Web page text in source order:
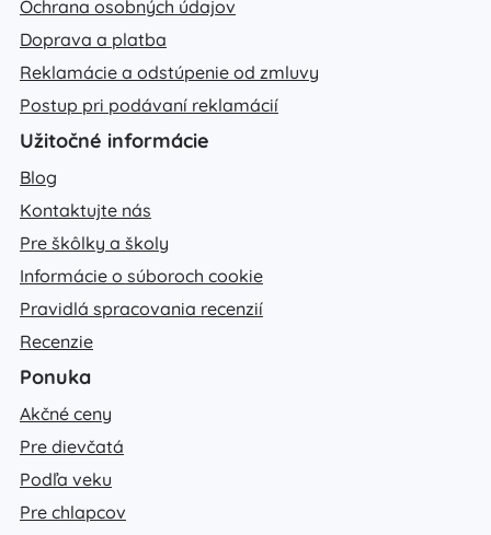
Ochrana osobných údajov
Doprava a platba
Reklamácie a odstúpenie od zmluvy
Postup pri podávaní reklamácií
Užitočné informácie
Blog
Kontaktujte nás
Pre škôlky a školy
Informácie o súboroch cookie
Pravidlá spracovania recenzií
Recenzie
Ponuka
Akčné ceny
Pre dievčatá
Podľa veku
Pre chlapcov